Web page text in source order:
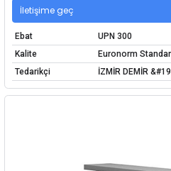
İletişime geç
Ebat
UPN 300
Kalite
Euronorm
Tedarikçi
İZMİR DEMİR